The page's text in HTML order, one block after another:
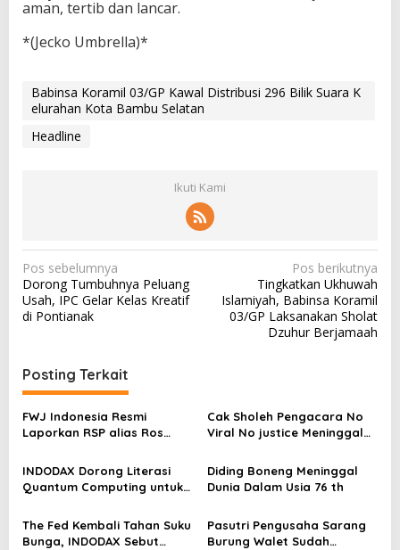
aman, tertib dan lancar.
*(Jecko Umbrella)*
Babinsa Koramil 03/GP Kawal Distribusi 296 Bilik Suara K
elurahan Kota Bambu Selatan
Headline
Ikuti Kami
N
a
v
g
a
s
i
p
o
s
Pos sebelumnya
Dorong Tumbuhnya Peluang
Usah, IPC Gelar Kelas Kreatif
di Pontianak
Pos berikutnya
Tingkatkan Ukhuwah
Islamiyah, Babinsa Koramil
03/GP Laksanakan Sholat
Dzuhur Berjamaah
Posting Terkait
FWJ Indonesia Resmi
Laporkan RSP alias Ros
Cak Sholeh Pengacara No
Viral No justice Meninggal
INDODAX Dorong Literasi
Quantum Computing untuk
Blockchain
Diding Boneng Meninggal
Dunia Dalam Usia 76 th
The Fed Kembali Tahan Suku
Bunga, INDODAX Sebut
Pasutri Pengusaha Sarang
Burung Walet Sudah